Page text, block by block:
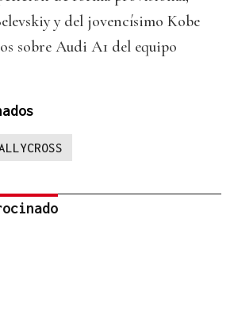
y del jovencísimo Kobe
sobre Audi A1 del equipo